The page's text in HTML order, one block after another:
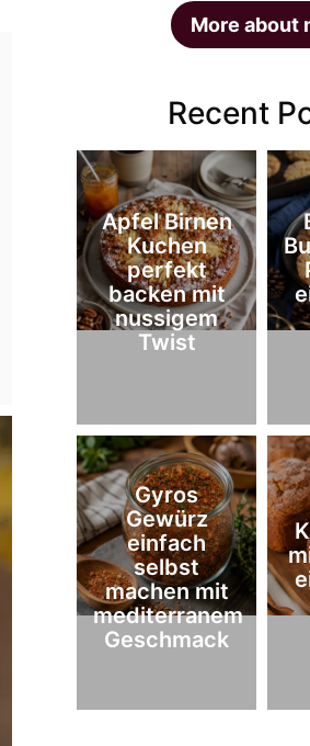
More about
Recent
Apfel Birnen
Kuchen
perfekt
backen mit
nussigem
Twist
Gyros
Gewürz
einfach
selbst
machen mit
mediterranem
Geschmack